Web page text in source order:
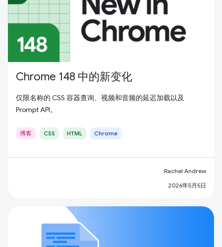
Chrome 148 中的新变化
仅限名称的 CSS 容器查询、视频和音频的延迟加载以及
Prompt API。
博客 CSS HTML Chrome
Rachel Andrew
2026年5月5日